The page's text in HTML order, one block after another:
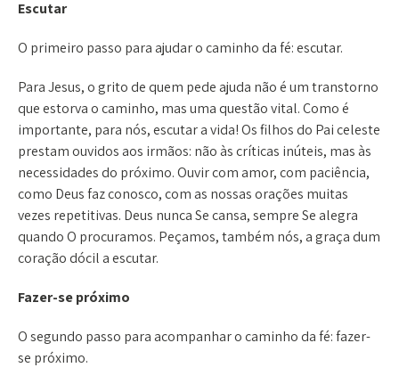
Escutar
O primeiro passo para ajudar o caminho da fé: escutar.
Para Jesus, o grito de quem pede ajuda não é um transtorno
que estorva o caminho, mas uma questão vital. Como é
importante, para nós, escutar a vida! Os filhos do Pai celeste
prestam ouvidos aos irmãos: não às críticas inúteis, mas às
necessidades do próximo. Ouvir com amor, com paciência,
como Deus faz conosco, com as nossas orações muitas
vezes repetitivas. Deus nunca Se cansa, sempre Se alegra
quando O procuramos. Peçamos, também nós, a graça dum
coração dócil a escutar.
Fazer-se próximo
O segundo passo para acompanhar o caminho da fé: fazer-
se próximo.